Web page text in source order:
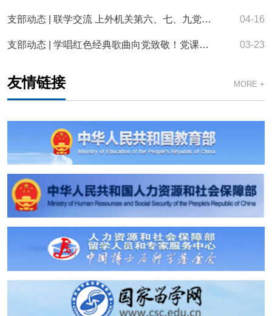
支部动态 | 联学交流 上外机关第六、七、九党支部走进松江区党建服务中心 04-16
支部动态 | 学唱红色经典歌曲向党致敬！党课还可以这样上 03-23
友情链接 MORE +